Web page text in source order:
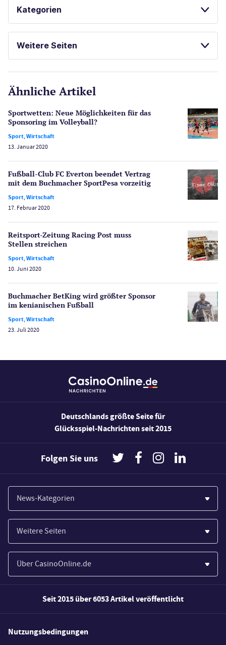
SPIELAUTOMATEN ONLINE SPIELEN
KOSTENLOSE SPIELE
Kategorien
Gesetzgebung
Lotterie
Poker
Schlagzeilen
Spiele
Spielerschutz
Sport
Wetten
Wirtschaft
Weitere Seiten
CasinoOnline.de
PayPal Casinos
Merkur Casinos
Casino Testberichte
Bonus Ohne Einzahlung
Slot Freispiele
Ähnliche Artikel
Sportwetten: Neue Möglichkeiten für das
Sponsoring im Volleyball?
Sport,Wirtschaft
13. Januar 2020
Fußball-Club FC Everton beendet Vertrag
mit dem Buchmacher SportPesa vorzeitig
Sport,Wirtschaft
17. Februar 2020
Reitsport-Zeitung Racing Post muss
Stellen streichen
Sport,Wirtschaft
10. Juni 2020
Buchmacher BetKing wird größter Sponsor
im kenianischen Fußball
Sport,Wirtschaft
23. Juli 2020
Deutschlands größte Seite für
Glücksspiel-Nachrichten seit 2015
Folgen Sie uns
News-Kategorien
Casinos
Wirtschaft
Spiele
Weitere Seiten
Paypal Casinos
Novoline Casinos
Merkur Casinos
Casino Testberichte
Über CasinoOnline.de
Wie wir bewerten
Seit 2015 über 6053 Artikel veröffentlicht
Nutzungsbedingungen